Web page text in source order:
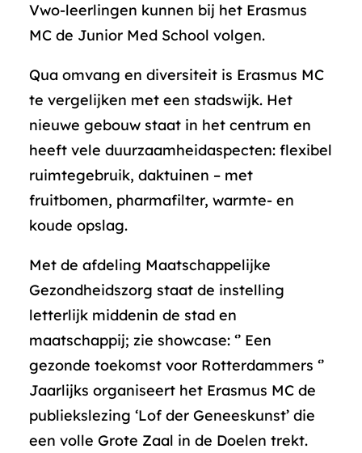
Vwo-leerlingen kunnen bij het Erasmus
MC de Junior Med School volgen.
Qua omvang en diversiteit is Erasmus MC
te vergelijken met een stadswijk. Het
nieuwe gebouw staat in het centrum en
heeft vele duurzaamheidaspecten: flexibel
ruimtegebruik, daktuinen – met
fruitbomen, pharmafilter, warmte- en
koude opslag.
Met de afdeling Maatschappelijke
Gezondheidszorg staat de instelling
letterlijk middenin de stad en
maatschappij; zie showcase: ‘’ Een
gezonde toekomst voor Rotterdammers ‘’
Jaarlijks organiseert het Erasmus MC de
publiekslezing ‘Lof der Geneeskunst’ die
een volle Grote Zaal in de Doelen trekt.